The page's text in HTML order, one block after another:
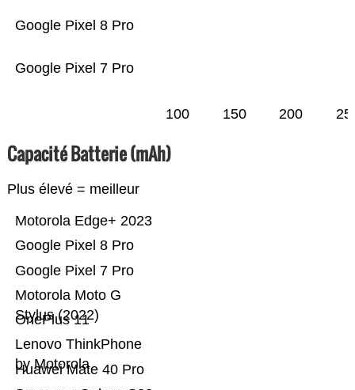
Google Pixel 7 Pro
Google Pixel 8 Pro
100 150 200
Capacité Batterie (mAh)
Plus élevé = meilleur
Huawei Mate 40 Pro
Lenovo ThinkPhone
by Motorola
OnePlus 11
Motorola Moto G
Stylus (2022)
Google Pixel 7 Pro
Google Pixel 8 Pro
Motorola Edge+ 2023